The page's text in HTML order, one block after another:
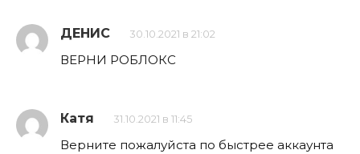
ДЕНИС 30.10.2021 в 21:02
ВЕРНИ РОБЛОКС
Катя 31.10.2021 в 11:45
Верните пожалуйста по быстрее аккаунта